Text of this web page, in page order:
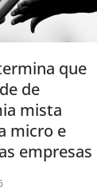
que
de
mista
micro e
empresas